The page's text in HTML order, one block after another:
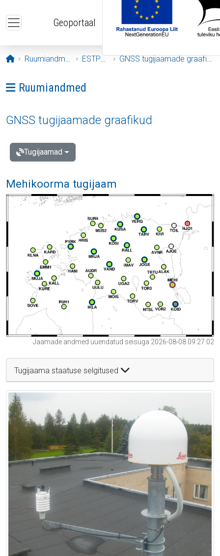
Geoportaal
Avaleht
Ruumiandmed ESTPOS GNSS tugijaamade graafikud
Ava menüü: Ruumiandmed
Ruumiandmed
GNSS tugijaamade graafikud
Tugijaamad
Mehikoorma tugijaam
Jaamade andmed uuendatud seisuga 2026-08-08 09:27:02
Tugijaama staatuse selgitused